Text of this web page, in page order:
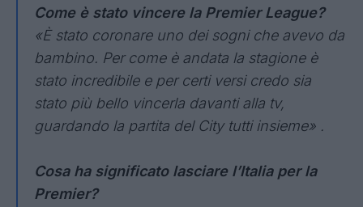
Come è stato vincere la Premier League?
«È stato coronare uno dei sogni che avevo da
bambino. Per come è andata la stagione è
stato incredibile e per certi versi credo sia
stato più bello vincerla davanti alla tv,
guardando la partita del City tutti insieme» .
Cosa ha significato lasciare l’Italia per la
Premier?